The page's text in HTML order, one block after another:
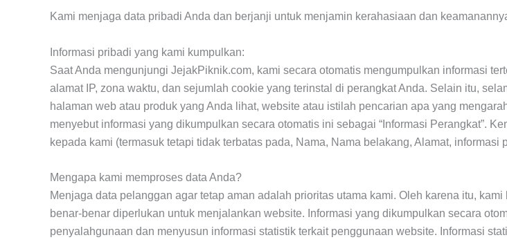
Kami menjaga data pribadi Anda dan berjanji untuk menjamin kerahasiaan dan
Informasi pribadi yang kami kumpulkan:
Saat Anda mengunjungi JejakPiknik.com, kami secara otomatis mengumpulkan informasi
alamat IP, zona waktu, dan sejumlah cookie yang terinstal di perangkat Anda. Selain itu,
halaman web atau produk yang Anda lihat, website atau istilah pencarian apa yang
menyebut informasi yang dikumpulkan secara otomatis ini sebagai “Informasi Perangkat”.
kepada kami (termasuk tetapi tidak terbatas pada, Nama, Nama belakang, Alamat,
Mengapa kami memproses data Anda?
Menjaga data pelanggan agar tetap aman adalah prioritas utama kami. Oleh karena itu,
benar-benar diperlukan untuk menjalankan website. Informasi yang dikumpulkan secara
penyalahgunaan dan menyusun informasi statistik terkait penggunaan website. Informasi